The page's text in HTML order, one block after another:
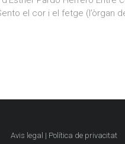
el cor i el fetge (l’òrgan
Avis legal | Política de privacitat